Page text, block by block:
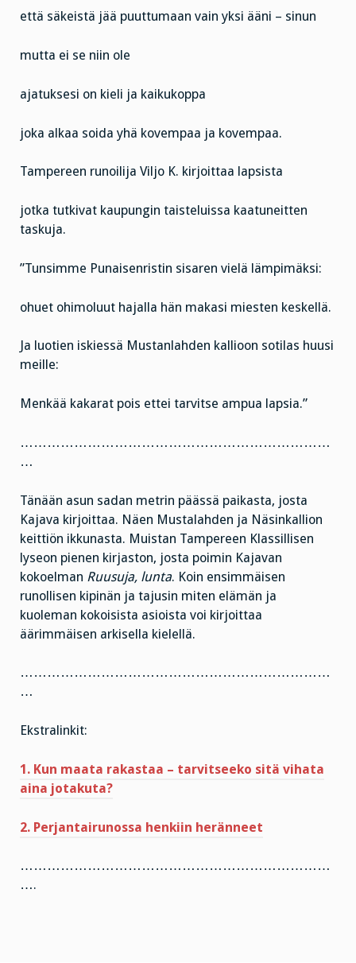
että säkeistä jää puuttumaan vain yksi ääni – sinun
mutta ei se niin ole
ajatuksesi on kieli ja kaikukoppa
joka alkaa soida yhä kovempaa ja kovempaa.
Tampereen runoilija Viljo K. kirjoittaa lapsista
jotka tutkivat kaupungin taisteluissa kaatuneitten
taskuja.
”Tunsimme Punaisenristin sisaren vielä lämpimäksi:
ohuet ohimoluut hajalla hän makasi miesten keskellä.
Ja luotien iskiessä Mustanlahden kallioon sotilas huusi
meille:
Menkää kakarat pois ettei tarvitse ampua lapsia.”
……………………………………………………………
…
Tänään asun sadan metrin päässä paikasta, josta
Kajava kirjoittaa. Näen Mustalahden ja Näsinkallion
keittiön ikkunasta. Muistan Tampereen Klassillisen
lyseon pienen kirjaston, josta poimin Kajavan
kokoelman Ruusuja, lunta. Koin ensimmäisen
runollisen kipinän ja tajusin miten elämän ja
kuoleman kokoisista asioista voi kirjoittaa
äärimmäisen arkisella kielellä.
……………………………………………………………
…
Ekstralinkit:
1. Kun maata rakastaa – tarvitseeko sitä vihata
aina jotakuta?
2. Perjantairunossa henkiin heränneet
……………………………………………………………
….